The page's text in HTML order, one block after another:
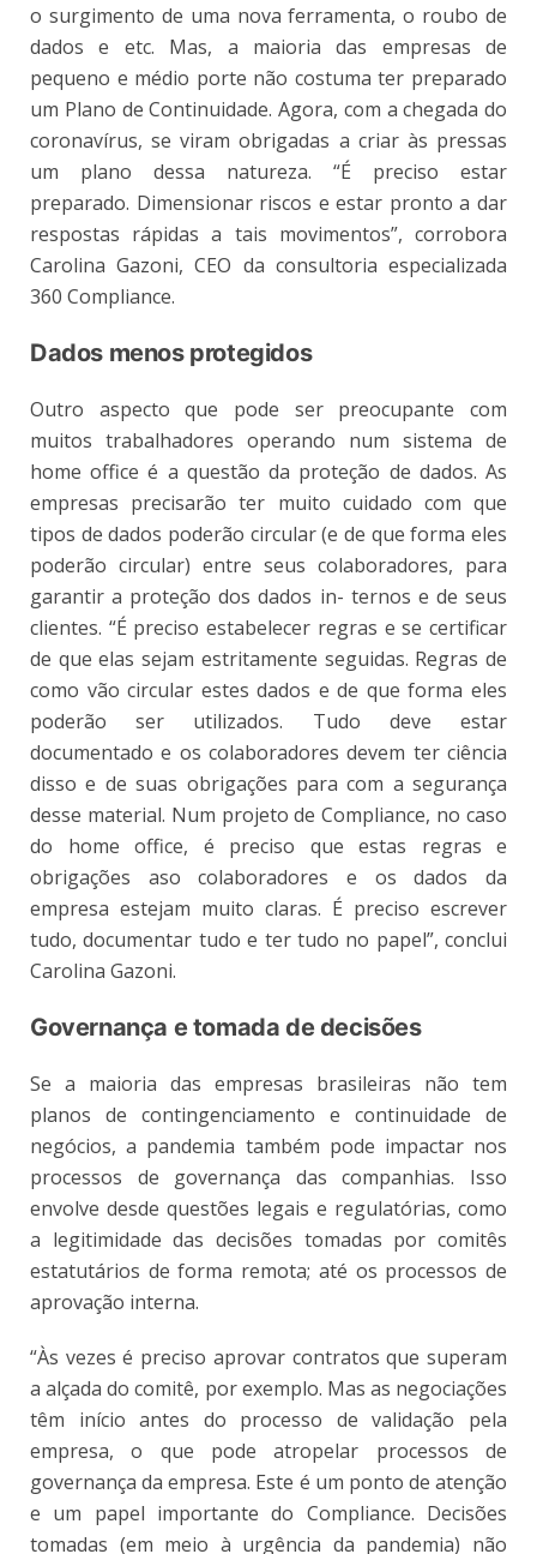
o surgimento de uma nova ferramenta, o roubo de
dados e etc. Mas, a maioria das empresas de
pequeno e médio porte não costuma ter preparado
um Plano de Continuidade. Agora, com a chegada do
coronavírus, se viram obrigadas a criar às pressas
um plano dessa natureza. “É preciso estar
preparado. Dimensionar riscos e estar pronto a dar
respostas rápidas a tais movimentos”, corrobora
Carolina Gazoni, CEO da consultoria especializada
360 Compliance.
Dados menos protegidos
Outro aspecto que pode ser preocupante com
muitos trabalhadores operando num sistema de
home office é a questão da proteção de dados. As
empresas precisarão ter muito cuidado com que
tipos de dados poderão circular (e de que forma eles
poderão circular) entre seus colaboradores, para
garantir a proteção dos dados in- ternos e de seus
clientes. “É preciso estabelecer regras e se certificar
de que elas sejam estritamente seguidas. Regras de
como vão circular estes dados e de que forma eles
poderão ser utilizados. Tudo deve estar
documentado e os colaboradores devem ter ciência
disso e de suas obrigações para com a segurança
desse material. Num projeto de Compliance, no caso
do home office, é preciso que estas regras e
obrigações aso colaboradores e os dados da
empresa estejam muito claras. É preciso escrever
tudo, documentar tudo e ter tudo no papel”, conclui
Carolina Gazoni.
Governança e tomada de decisões
Se a maioria das empresas brasileiras não tem
planos de contingenciamento e continuidade de
negócios, a pandemia também pode impactar nos
processos de governança das companhias. Isso
envolve desde questões legais e regulatórias, como
a legitimidade das decisões tomadas por comitês
estatutários de forma remota; até os processos de
aprovação interna.
“Às vezes é preciso aprovar contratos que superam
a alçada do comitê, por exemplo. Mas as negociações
têm início antes do processo de validação pela
empresa, o que pode atropelar processos de
governança da empresa. Este é um ponto de atenção
e um papel importante do Compliance. Decisões
tomadas (em meio à urgência da pandemia) não